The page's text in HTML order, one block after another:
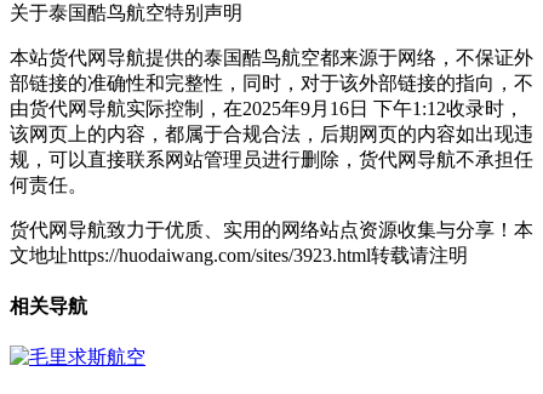
关于泰国酷鸟航空特别声明
本站货代网导航提供的泰国酷鸟航空都来源于网络，不保证外
部链接的准确性和完整性，同时，对于该外部链接的指向，不
由货代网导航实际控制，在2025年9月16日 下午1:12收录时，
该网页上的内容，都属于合规合法，后期网页的内容如出现违
规，可以直接联系网站管理员进行删除，货代网导航不承担任
何责任。
货代网导航致力于优质、实用的网络站点资源收集与分享！ 本
文地址https://huodaiwang.com/sites/3923.html转载请注明
相关导航